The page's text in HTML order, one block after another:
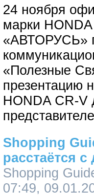
24 ноября
марки
«АВТОРУСЬ»
«Полезные
презентацию
HONDA CR-V
Shopping
расстаётся
Shopping
07:49,